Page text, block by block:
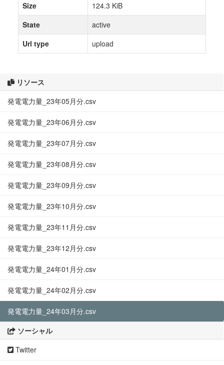
リソース
発電電力量_23年05月分.csv
発電電力量_23年06月分.csv
発電電力量_23年07月分.csv
発電電力量_23年08月分.csv
発電電力量_23年09月分.csv
発電電力量_23年10月分.csv
発電電力量_23年11月分.csv
発電電力量_23年12月分.csv
発電電力量_24年01月分.csv
発電電力量_24年02月分.csv
発電電力量_24年03月分.csv
ソーシャル
Twitter
Size
124.3 KiB
State
active
Url type
upload